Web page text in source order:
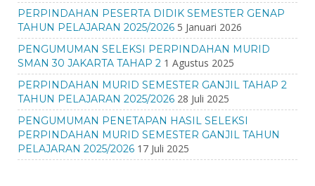
PERPINDAHAN PESERTA DIDIK SEMESTER GENAP
TAHUN PELAJARAN 2025/2026 5 Januari 2026
PENGUMUMAN SELEKSI PERPINDAHAN MURID
SMAN 30 JAKARTA TAHAP 2 1 Agustus 2025
PERPINDAHAN MURID SEMESTER GANJIL TAHAP 2
TAHUN PELAJARAN 2025/2026 28 Juli 2025
PENGUMUMAN PENETAPAN HASIL SELEKSI
PERPINDAHAN MURID SEMESTER GANJIL TAHUN
PELAJARAN 2025/2026 17 Juli 2025